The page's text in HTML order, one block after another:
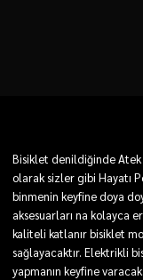
Bisiklet denildiğinde Atek
olarak sizler gibi Hayatı
binmenin keyfine doya
aksesuarları na kolayca
kaliteli katlanır bisiklet
sağlayacaktır. Elektrikli
yapmanın keyfine